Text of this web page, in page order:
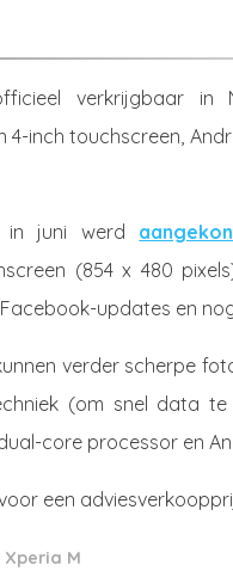
verkrijgbaar in
inch touchscreen,
in juni werd
(854 x 480
updates en
verder scherpe
(om snel data
core processor en
een
Xperia M